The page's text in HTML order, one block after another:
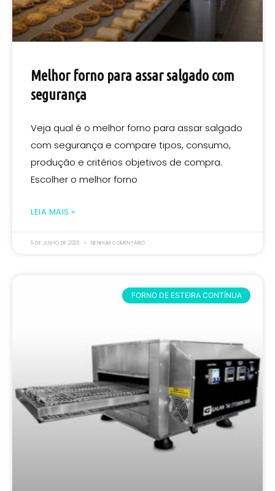
Melhor forno para assar salgado com
segurança
Veja qual é o melhor forno para assar salgado
com segurança e compare tipos, consumo,
produção e critérios objetivos de compra.
Escolher o melhor forno
LEIA MAIS »
6 DE JULHO DE 2026 NENHUM COMENTÁRIO
FORNO DE ESTEIRA CONTÍNUA